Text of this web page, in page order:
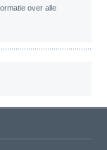
over alle